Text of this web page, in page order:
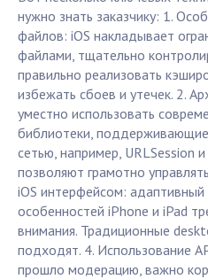
нужно знать заказчику: 1.
файлов: iOS накладывает
файлами, тщательно
правильно реализовать
избежать сбоев и утечек. 2.
уместно использовать
библиотеки,
сетью, например, URLSession
позволяют грамотно
iOS интерфейсом:
особенностей iPhone и iPad
внимания. Традиционные
подходят. 4. Использование
прошло модерацию, важно